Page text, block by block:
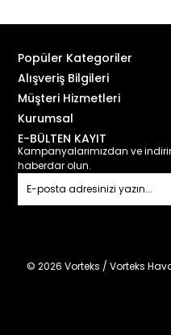
Popüler Kategoriler
Alışveriş Bilgileri
Müşteri Hizmetleri
Kurumsal
E-BÜLTEN KAYIT
Kampanyalarımızdan ve
haberdar olun.
© 2026 Vorteks / Vorteks